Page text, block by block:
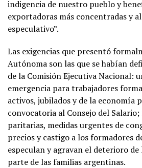
indigencia de nuestro pueblo y
exportadoras más concentradas y
especulativo”.
Las exigencias que presentó
Autónoma son las que se habían
de la Comisión Ejecutiva Nacional:
emergencia para trabajadores
activos, jubilados y de la economía
convocatoria al Consejo del
paritarias, medidas urgentes de
precios y castigo a los formadores
especulan y agravan el deterioro
parte de las familias argentinas.